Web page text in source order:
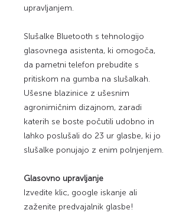
upravljanjem.
Slušalke Bluetooth s tehnologijo
glasovnega asistenta, ki omogoča,
da pametni telefon prebudite s
pritiskom na gumba na slušalkah.
Ušesne blazinice z ušesnim
agronimičnim dizajnom, zaradi
katerih se boste počutili udobno in
lahko poslušali do 23 ur glasbe, ki jo
slušalke ponujajo z enim polnjenjem.
Glasovno upravljanje
Izvedite klic, google iskanje ali
zaženite predvajalnik glasbe!